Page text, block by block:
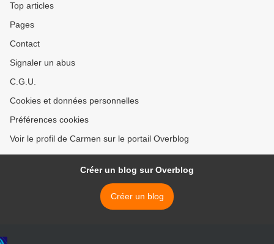
Top articles
Pages
Contact
Signaler un abus
C.G.U.
Cookies et données personnelles
Préférences cookies
Voir le profil de Carmen sur le portail Overblog
Créer un blog sur Overblog
Créer un blog